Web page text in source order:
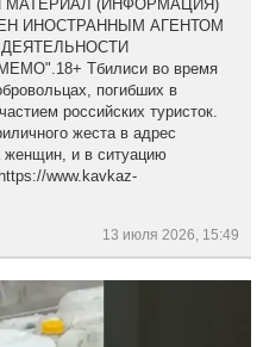
МАТЕРИАЛ (ИНФОРМАЦИЯ)
ИНОСТРАННЫМ АГЕНТОМ
Тбилиси во время
погибших в
российских туристок.
жеста в адрес
женщин, и в ситуацию
www.kavkaz-
13 июля 2026, 15:49